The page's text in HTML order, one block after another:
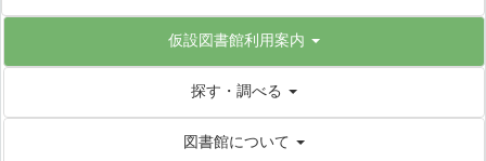
仮設図書館利用案内
探す・調べる
図書館について